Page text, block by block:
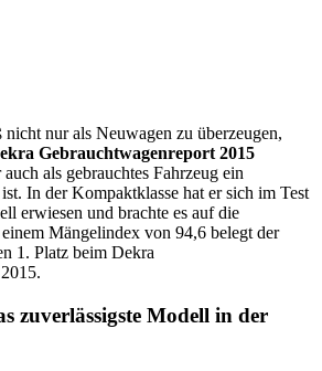
nicht nur als Neuwagen zu überzeugen,
Gebrauchtwagenreport 2015
als gebrauchtes Fahrzeug ein
In der Kompaktklasse hat er sich im Test
erwiesen und brachte es auf die
Mängelindex von 94,6 belegt der
1. Platz beim Dekra
zuverlässigste Modell in der